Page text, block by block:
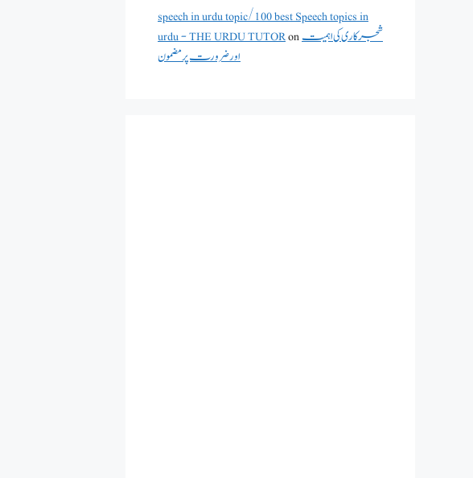
speech in urdu topic/100 best Speech topics in
urdu - THE URDU TUTORonشجرکاری کی اہمیت
اور ضرورت پر مضمون